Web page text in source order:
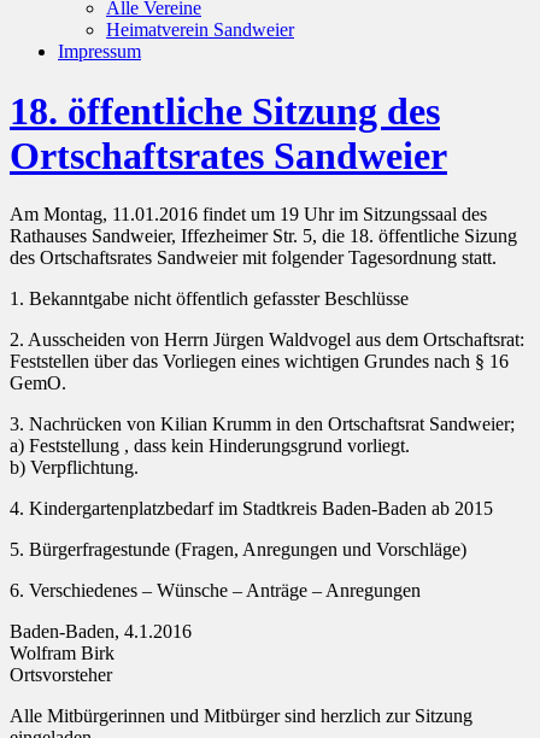
Alle Vereine
Heimatverein Sandweier
Impressum
18. öffentliche Sitzung des
Ortschaftsrates Sandweier
Am Montag, 11.01.2016 findet um 19 Uhr im Sitzungssaal des
Rathauses Sandweier, Iffezheimer Str. 5, die 18. öffentliche Sizung
des Ortschaftsrates Sandweier mit folgender Tagesordnung statt.
1. Bekanntgabe nicht öffentlich gefasster Beschlüsse
2. Ausscheiden von Herrn Jürgen Waldvogel aus dem Ortschaftsrat:
Feststellen über das Vorliegen eines wichtigen Grundes nach § 16
GemO.
3. Nachrücken von Kilian Krumm in den Ortschaftsrat Sandweier;
a) Feststellung , dass kein Hinderungsgrund vorliegt.
b) Verpflichtung.
4. Kindergartenplatzbedarf im Stadtkreis Baden-Baden ab 2015
5. Bürgerfragestunde (Fragen, Anregungen und Vorschläge)
6. Verschiedenes – Wünsche – Anträge – Anregungen
Baden-Baden, 4.1.2016
Wolfram Birk
Ortsvorsteher
Alle Mitbürgerinnen und Mitbürger sind herzlich zur Sitzung